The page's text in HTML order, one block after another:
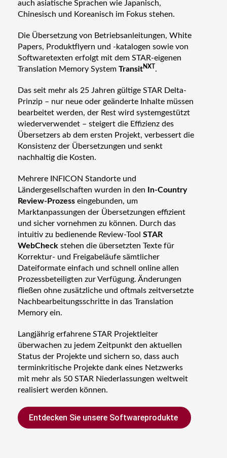
auch asiatische Sprachen wie Japanisch,
Chinesisch und Koreanisch im Fokus stehen.
Die Übersetzung von Betriebsanleitungen, White
Papers, Produktflyern und -katalogen sowie von
Softwaretexten erfolgt mit dem STAR-eigenen
Translation Memory System TransitNXT.
Das seit mehr als 25 Jahren gültige STAR Delta-
Prinzip – nur neue oder geänderte Inhalte müssen
bearbeitet werden, der Rest wird systemgestützt
wiederverwendet – steigert die Effizienz des
Übersetzers ab dem ersten Projekt, verbessert die
Konsistenz der Übersetzungen und senkt
nachhaltig die Kosten.
Mehrere INFICON Standorte und
Ländergesellschaften wurden in den
In‐Country
Review‐Prozess eingebunden, um
Marktanpassungen der Übersetzungen effizient
und sicher vornehmen zu können. Durch das
intuitiv zu bedienende Review-Tool STAR
WebCheck stehen die übersetzten Texte für
Korrektur- und Freigabeläufe sämtlicher
Dateiformate einfach und schnell online allen
Prozessbeteiligten zur Verfügung. Änderungen
fließen ohne zusätzliche und oftmals zeitversetzte
Nachbearbeitungsschritte in das Translation
Memory ein.
Langjährig erfahrene STAR Projektleiter
überwachen zu jedem Zeitpunkt den aktuellen
Status der Projekte und sichern so, dass auch
terminkritische Projekte dank eines Netzwerks
mit mehr als 50 STAR Niederlassungen weltweit
realisiert werden können.
Entdecken Sie unsere Softwareprodukte